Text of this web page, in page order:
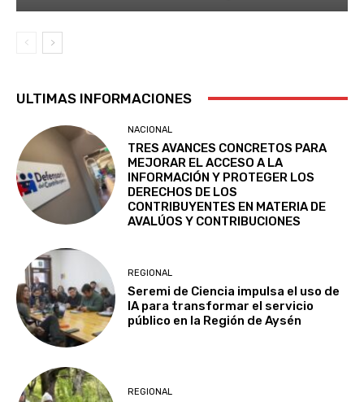
ULTIMAS INFORMACIONES
NACIONAL
TRES AVANCES CONCRETOS PARA
MEJORAR EL ACCESO A LA
INFORMACIÓN Y PROTEGER LOS
DERECHOS DE LOS
CONTRIBUYENTES EN MATERIA DE
AVALÚOS Y CONTRIBUCIONES
REGIONAL
Seremi de Ciencia impulsa el uso de
IA para transformar el servicio
público en la Región de Aysén
REGIONAL